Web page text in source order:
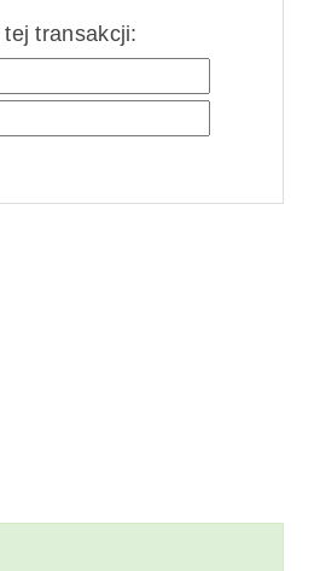
tej transakcji: